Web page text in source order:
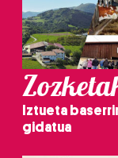
Iztueta
gidatua